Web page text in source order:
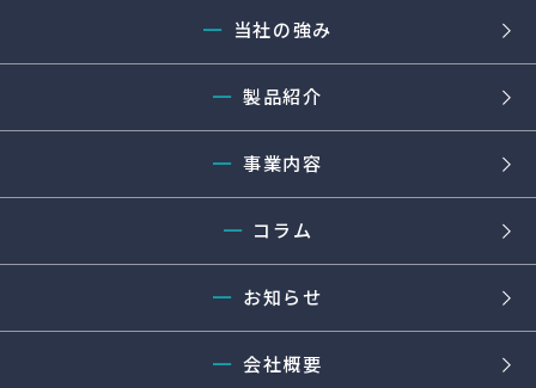
━ 当社の強み
━ 製品紹介
━ 事業内容
━ コラム
━ お知らせ
━ 会社概要